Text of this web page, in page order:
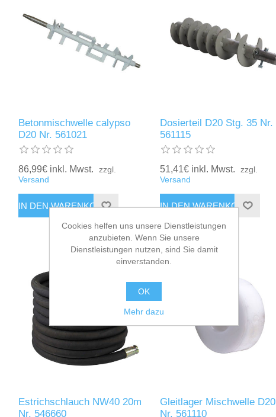
Betonmischwelle calypso
D20 Nr. 561021
86,99€ inkl. Mwst.
zzgl.
Versand
Dosierteil D20 Stg. 35 Nr.
561115
51,41€ inkl. Mwst.
zzgl.
Versand
Estrichschlauch NW40 20m
Nr. 546660
Gleitlager Mischwelle D20
Nr. 561110
Cookies helfen uns unsere Dienstleistungen
anzubieten. Wenn Sie unsere
Dienstleistungen nutzen, sind Sie damit
einverstanden.
OK
Mehr dazu